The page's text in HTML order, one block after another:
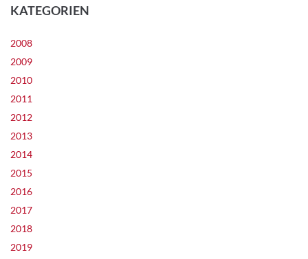
KATEGORIEN
2008
2009
2010
2011
2012
2013
2014
2015
2016
2017
2018
2019